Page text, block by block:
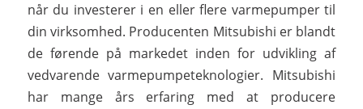
når du investerer i en eller flere varmepumper til
din virksomhed. Producenten Mitsubishi er blandt
de førende på markedet inden for udvikling af
vedvarende varmepumpeteknologier. Mitsubishi
har mange års erfaring med at producere